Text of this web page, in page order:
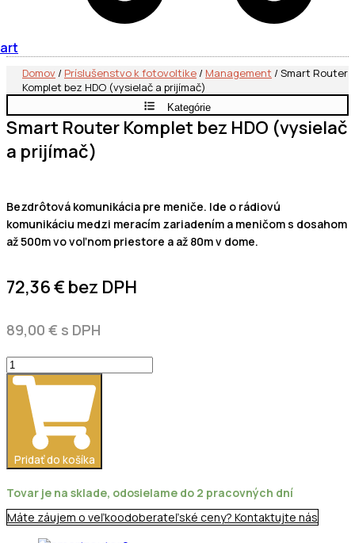
Domov / Príslušenstvo k fotovoltike / Management / Smart Router
Komplet bez HDO (vysielač a prijímač)
Kategórie
Smart Router Komplet bez HDO (vysielač
a prijímač)
Bezdrôtová komunikácia pre meniče. Ide o rádiovú
komunikáciu medzi meracím zariadením a meničom s dosahom
až 500m vo voľnom priestore a až 80m v dome.
72,36€bez DPH
89,00 € s DPH
množstvo
Smart
Router
Komplet
(vysielač
a
prijímač)
Pridať do košíka
Tovar je na sklade, odosielame do 2 pracovných dní
Máte záujem o veľkoodoberateľské ceny? Kontaktujte nás